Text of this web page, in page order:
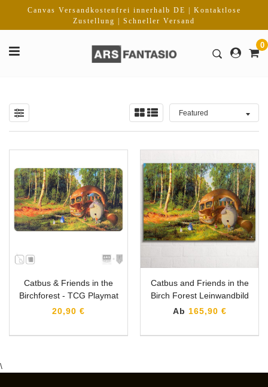
Inhalt
Canvas Versandkostenfrei innerhalb DE | Kontaktlose
Zustellung | Schneller Versand
0
Catbus & Friends in the
Birchforest - TCG Playmat
20,90 €
Catbus and Friends in the
Birch Forest Leinwandbild
Ab 165,90 €
\